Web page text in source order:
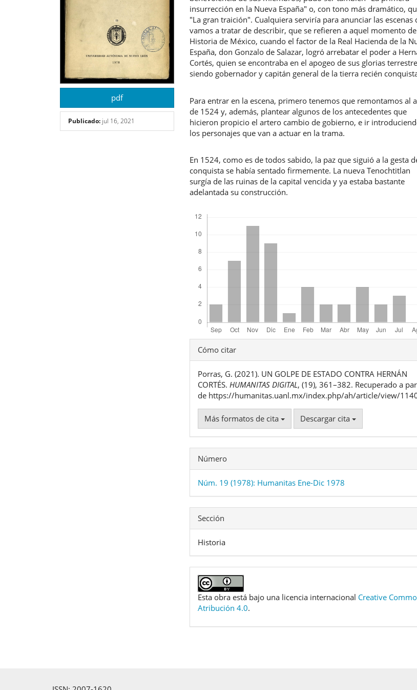
pdf
Publicado: jul 16, 2021
insurrección en la Nueva España" o, con tono más dramático,
"La gran traición". Cualquiera serviría para anunciar las escenas
vamos a tratar de describir, que se refieren a aquel momento
Historia de México, cuando el factor de la Real Hacienda de la
España, don Gonzalo de Salazar, logró arrebatar el poder a
Cortés, quien se encontraba en el apogeo de sus glorias
siendo gobernador y capitán general de la tierra recién
Para entrar en la escena, primero tenemos que remontamos al
de 1524 y, además, plantear algunos de los antecedentes que
hicieron propicio el artero cambio de gobierno, e ir
los personajes que van a actuar en la trama.
En 1524, como es de todos sabido, la paz que siguió a la gesta
conquista se había sentado firmemente. La nueva Tenochtitlan
surgía de las ruinas de la capital vencida y ya estaba bastante
adelantada su construcción.
Detalles
del
artículo
Cómo citar
Porras, G. (2021). UN GOLPE DE ESTADO CONTRA HERNÁN
CORTÉS. HUMANITAS DIGITAL, (19), 361–382. Recuperado a
de https://humanitas.uanl.mx/index.php/ah/article/view/
Más formatos de cita Descargar cita
Número
Núm. 19 (1978): Humanitas Ene-Dic 1978
Sección
Historia
Esta obra está bajo una licencia internacional Creative
Atribución 4.0.